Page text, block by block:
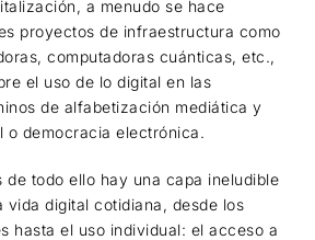
a menudo se hace
proyectos de infraestructura como
computadoras cuánticas, etc.,
el uso de lo digital en las
de alfabetización mediática y
o democracia electrónica.
de todo ello hay una capa ineludible
vida digital cotidiana, desde los
hasta el uso individual: el acceso a